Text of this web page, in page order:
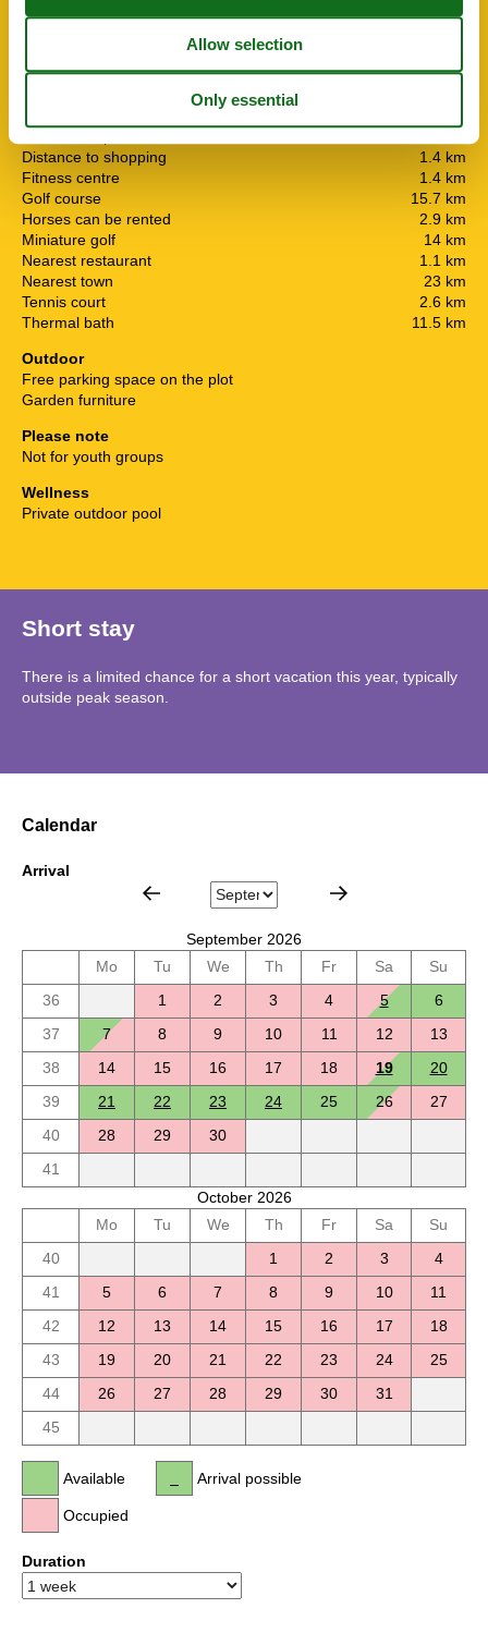
Afs. to nearest water / bathing
Bicycle Rental
1.4 km
Distance to shopping
1.4 km
Fitness centre
1.4 km
Golf course
15.7 km
Horses can be rented
2.9 km
Miniature golf
14 km
Nearest restaurant
1.1 km
Nearest town
23 km
Tennis court
2.6 km
Thermal bath
11.5 km
Outdoor
Free parking space on the plot
Garden furniture
Please note
Not for youth groups
Wellness
Private outdoor pool
Short stay
There is a limited chance for a short vacation this year, typically
outside peak season.
Calendar
Arrival
September 2026
Mo
Tu We Th Fr Sa
Su
36
1 2 3 4 5
6
37
7 8 9 10 11 12
13
38
14 15 16 17 18 19
20
39
21 22 23 24 25 26
27
40
28 29
30
41
October 2026
Mo
Tu We Th Fr Sa
Su
40
1 2 3
4
41
5 6 7 8 9 10
11
42
12 13 14 15 16 17
18
43
19 20 21 22 23 24
25
44
26 27 28 29 30
31
45
Available
Occupied
Arrival possible
Duration